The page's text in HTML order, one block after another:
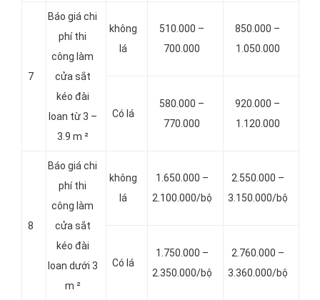
7
Báo giá chi
phí thi
công làm
cửa sắt
kéo đài
loan từ 3 –
3.9 m ²
không
lá
510.000 –
700.000
850.000 –
1.050.000
Có lá
580.000 –
770.000
920.000 –
1.120.000
8
Báo giá chi
phí thi
công làm
cửa sắt
kéo đài
loan dưới 3
m ²
không
lá
1.650.000 –
2.100.000/bộ
2.550.000 –
3.150.000/bộ
Có lá
1.750.000 –
2.350.000/bộ
2.760.000 –
3.360.000/bộ